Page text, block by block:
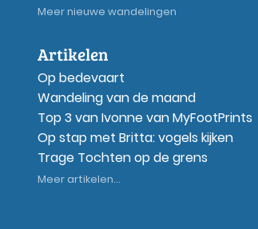
Meer nieuwe wandelingen
Artikelen
Op bedevaart
Wandeling van de maand
Top 3 van Ivonne van MyFootPrints
Op stap met Britta: vogels kijken
Trage Tochten op de grens
Meer artikelen...